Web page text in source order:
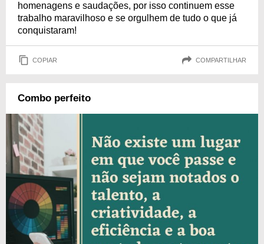
homenagens e saudações, por isso continuem esse
trabalho maravilhoso e se orgulhem de tudo o que já
conquistaram!
COPIAR COMPARTILHAR
Combo perfeito